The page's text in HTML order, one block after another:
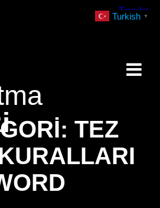
TEZ
Turkish ▼